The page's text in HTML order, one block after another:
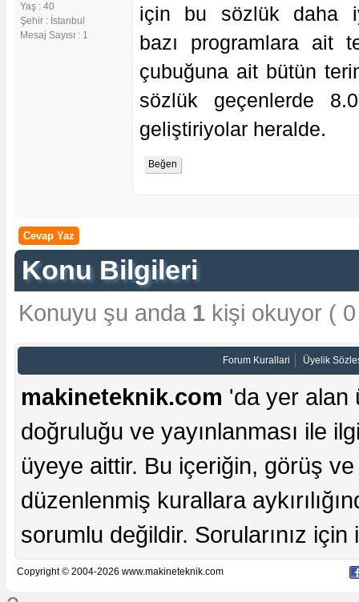
Yaş : 40
Şehir : İstanbul
Mesaj Sayısı : 1
için bu sözlük
bazı programlara ait
çubuğuna ait bütün
sözlük geçenlerde
geliştiriyolar heralde.
Cevap Yaz
Konu Bilgileri
Konuyu şu anda 1 kişi okuyor (
Forum Kurallari Üyelik
makineteknik.com 'da yer alan
doğruluğu ve yayınlanması ile
üyeye aittir. Bu içeriğin, görüş
düzenlenmiş kurallara
sorumlu değildir. Sorularınız
Copyright © 2004-2026 www.makineteknik.com